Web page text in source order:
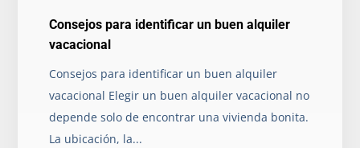
Consejos para identificar un buen alquiler
vacacional
Consejos para identificar un buen alquiler
vacacional Elegir un buen alquiler vacacional no
depende solo de encontrar una vivienda bonita.
La ubicación, la...